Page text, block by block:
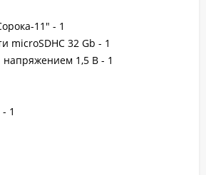
11" - 1
microSDHC 32 Gb - 1
напряжением 1,5 В - 1
1